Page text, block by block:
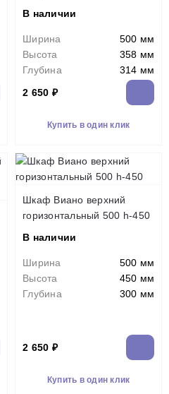
В наличии
Ширина
500 мм
Высота
358 мм
Глубина
314 мм
2 650 ₽
Купить в один клик
Шкаф Виано верхний
горизонтальный 500 h-450
В наличии
Ширина
500 мм
Высота
450 мм
Глубина
300 мм
2 650 ₽
Купить в один клик